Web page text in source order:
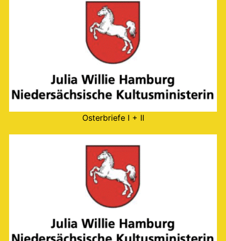
Osterbriefe I + II